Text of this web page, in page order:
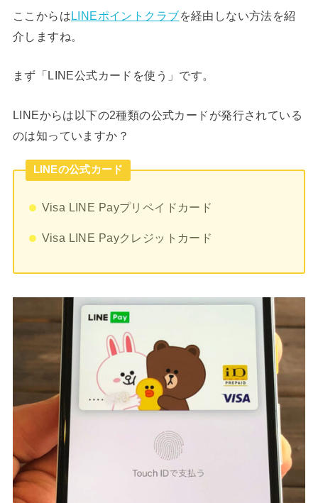
ここからはLINEポイントクラブを経由しない方法を紹
介しますね。
まず「LINE公式カードを使う」です。
LINEからは以下の2種類の公式カードが発行されている
のは知っていますか？
LINEの公式カード
Visa LINE Payプリペイドカード
Visa LINE Payクレジットカード